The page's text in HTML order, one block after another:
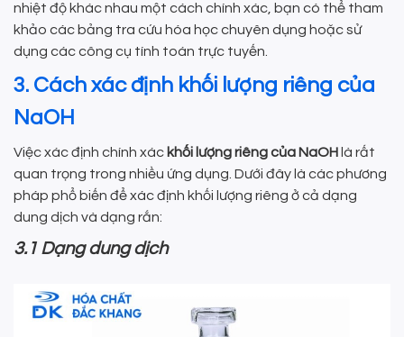
nhiệt độ khác nhau một cách chính xác, bạn có thể tham
khảo các bảng tra cứu hóa học chuyên dụng hoặc sử
dụng các công cụ tính toán trực tuyến.
3. Cách xác định khối lượng riêng của
NaOH
Việc xác định chính xác khối lượng riêng của NaOH là rất
quan trọng trong nhiều ứng dụng. Dưới đây là các phương
pháp phổ biến để xác định khối lượng riêng ở cả dạng
dung dịch và dạng rắn:
3.1 Dạng dung dịch